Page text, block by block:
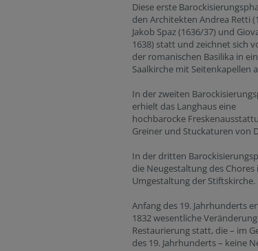
Diese erste
den Architekten Andrea Retti
Jakob Spaz (1636/37) und
1638) statt und zeichnet sich
der romanischen Basilika in
Saalkirche mit Seitenkapellen
In der zweiten
erhielt das Langhaus eine
hochbarocke
Greiner und Stuckaturen von
In der dritten
die Neugestaltung des
Umgestaltung der Stiftskirche.
Anfang des 19. Jahrhunderts
1832 wesentliche
Restaurierung statt, die – im
des 19. Jahrhunderts – keine